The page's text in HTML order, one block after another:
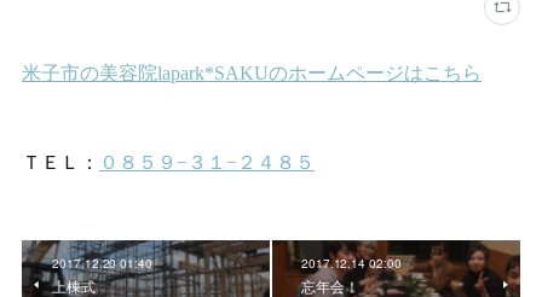
2017.12.20 01:40
上棟式
2017.12.14 02:00
忘年会！